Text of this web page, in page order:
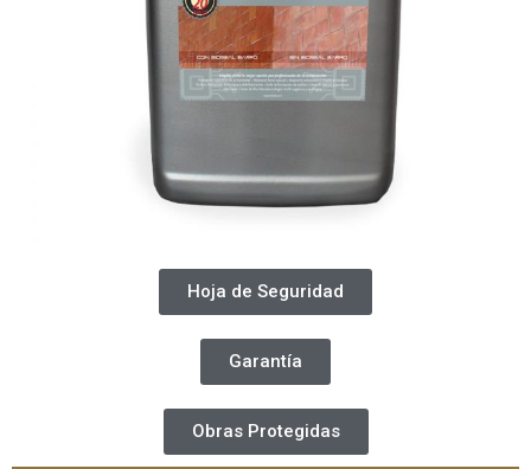
Hoja de Seguridad
Garantía
Obras Protegidas